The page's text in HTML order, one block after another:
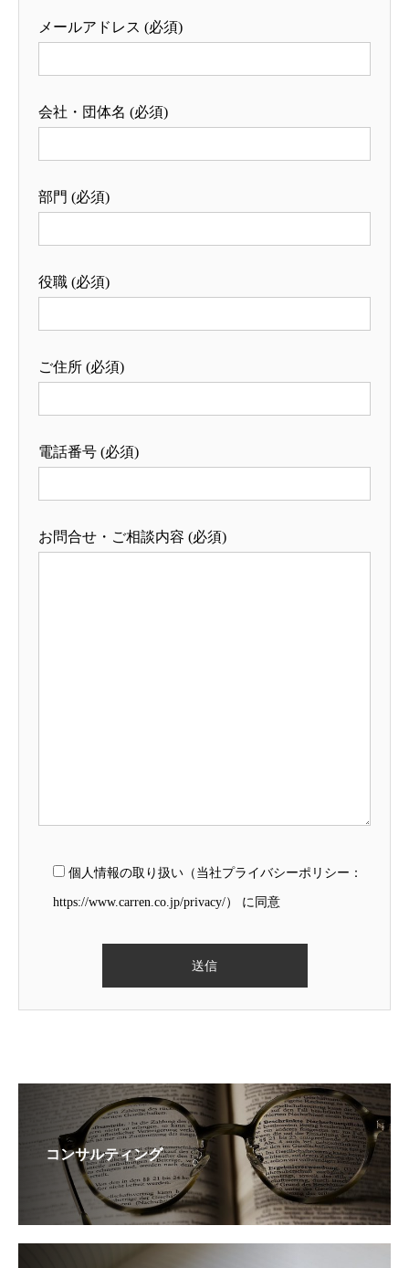
メールアドレス (必須)
会社・団体名 (必須)
部門 (必須)
役職 (必須)
ご住所 (必須)
電話番号 (必須)
お問合せ・ご相談内容 (必須)
個人情報の取り扱い（当社プライバシーポリシー：
https://www.carren.co.jp/privacy/） に同意
コンサルティング